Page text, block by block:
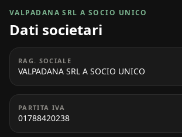
VALPADANA SRL A SOCIO UNICO
Dati societari
RAG. SOCIALE
VALPADANA SRL A SOCIO UNICO
PARTITA IVA
01788420238